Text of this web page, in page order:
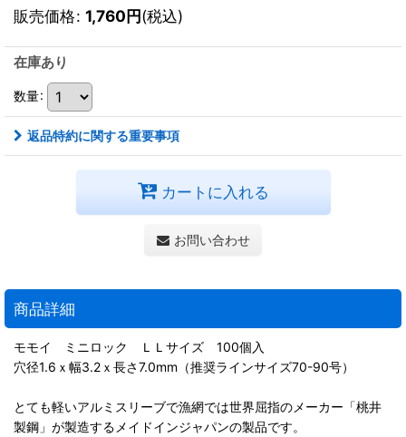
販売価格: 1,760円(税込)
在庫あり
数量:
返品特約に関する重要事項
カートに入れる
お問い合わせ
商品詳細
モモイ ミニロック ＬＬサイズ 100個入
穴径1.6ｘ幅3.2ｘ長さ7.0mm（推奨ラインサイズ70-90号）
とても軽いアルミスリーブで漁網では世界屈指のメーカー「桃井
製鋼」が製造するメイドインジャパンの製品です。